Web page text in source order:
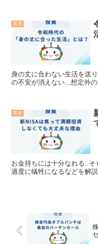
投資
身の丈に合わない生活を送
の不安が消えない...想定外
投資
お金持ちには十分なれる..
過度に犠牲になるなどを解説